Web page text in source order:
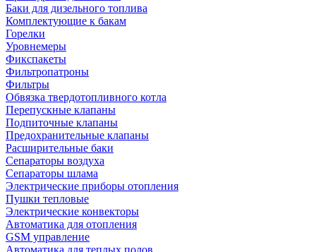
Баки для дизельного топлива
Комплектующие к бакам
Горелки
Уровнемеры
Фикспакеты
Фильтропатроны
Фильтры
Обвязка твердотопливного котла
Перепускные клапаны
Подпиточные клапаны
Предохранительные клапаны
Расширительные баки
Сепараторы воздуха
Сепараторы шлама
Электрические приборы отопления
Пушки тепловые
Электрические конвекторы
Автоматика для отопления
GSM управление
Автоматика для теплых полов